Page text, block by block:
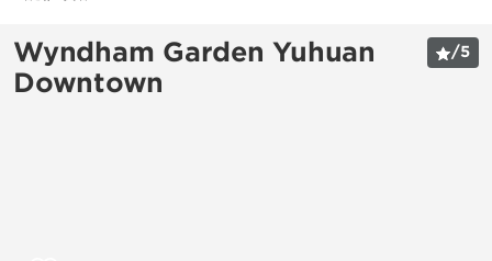
Wyndham Garden Yuhuan
Downtown
/5